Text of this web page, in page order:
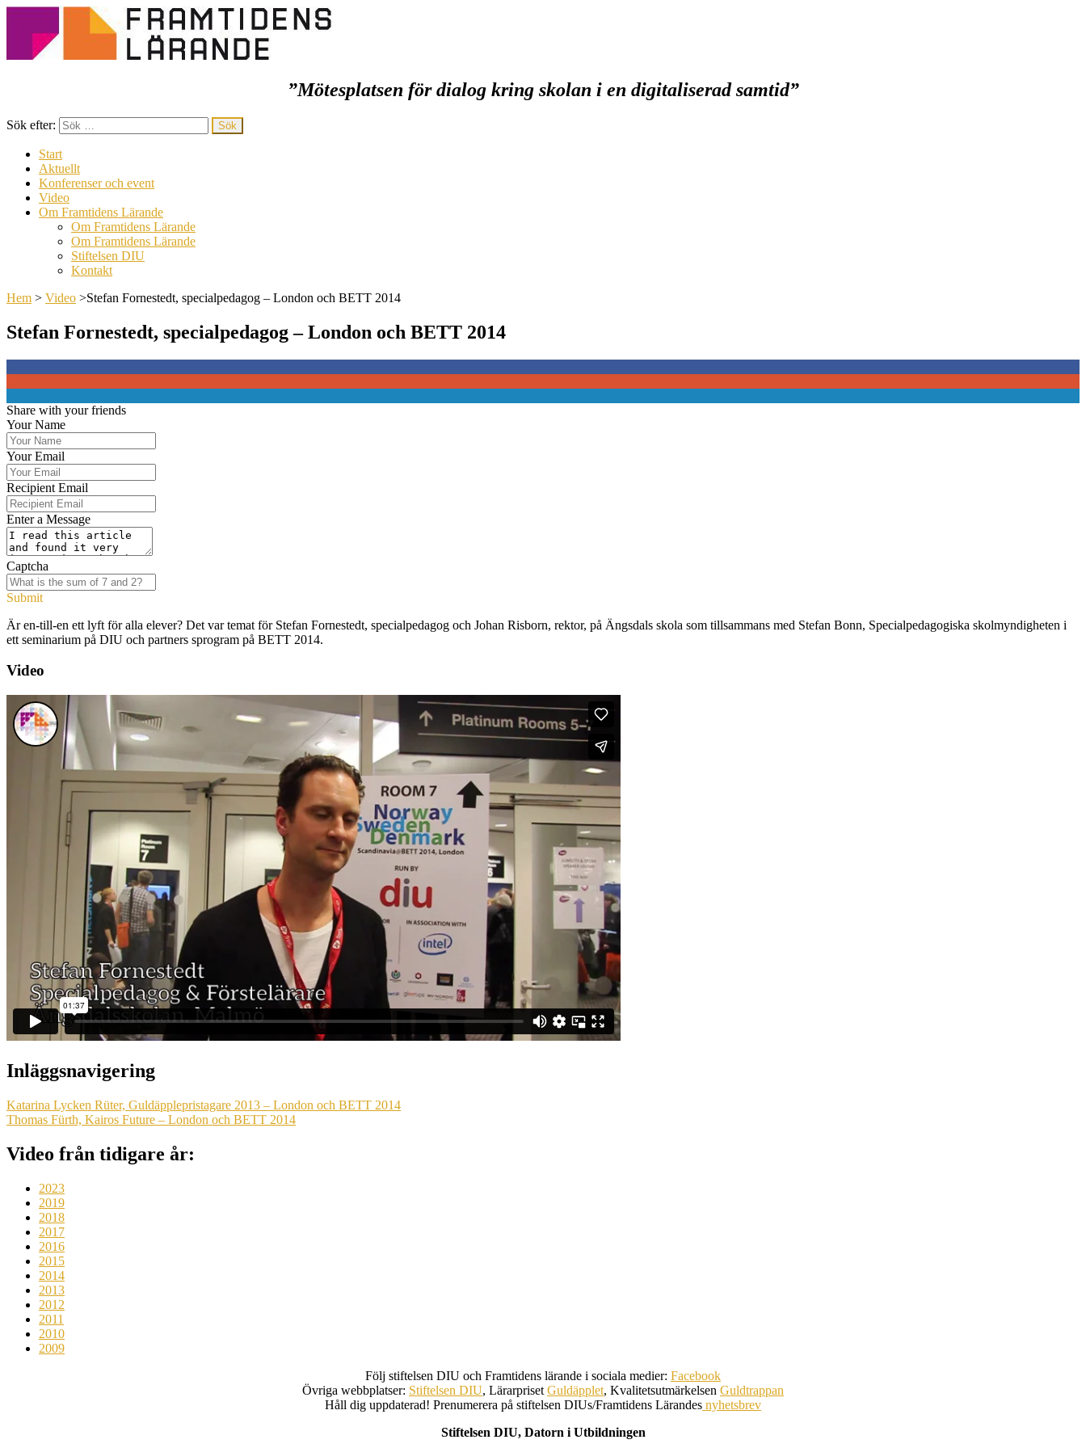
”Mötesplatsen för dialog kring skolan i en digitaliserad samtid”
Sök efter:
Start
Aktuellt
Konferenser och event
Video
Om Framtidens Lärande
Om Framtidens Lärande
Om Framtidens Lärande
Stiftelsen DIU
Kontakt
Hem > Video >Stefan Fornestedt, specialpedagog – London och BETT 2014
Stefan Fornestedt, specialpedagog – London och BETT 2014
Share with your friends
Your Name
Your Email
Recipient Email
Enter a Message
Captcha
Submit
Är en-till-en ett lyft för alla elever? Det var temat för Stefan Fornestedt, specialpedagog och Johan Risborn, rektor, på Ängsdals skola som tillsammans med Stefan Bonn, Specialpedagogiska skolmyndigheten i
ett seminarium på DIU och partners sprogram på BETT 2014.
Video
Inläggsnavigering
Katarina Lycken Rüter, Guldäpplepristagare 2013 – London och BETT 2014
Thomas Fürth, Kairos Future – London och BETT 2014
Video från tidigare år:
2023
2019
2018
2017
2016
2015
2014
2013
2012
2011
2010
2009
Följ stiftelsen DIU och Framtidens lärande i sociala medier: Facebook
Övriga webbplatser: Stiftelsen DIU, Lärarpriset Guldäpplet, Kvalitetsutmärkelsen Guldtrappan
Håll dig uppdaterad! Prenumerera på stiftelsen DIUs/Framtidens Lärandes nyhetsbrev
Stiftelsen DIU, Datorn i Utbildningen